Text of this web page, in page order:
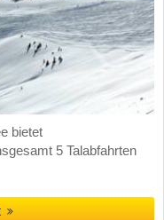
bietet
5 Talabfahrten